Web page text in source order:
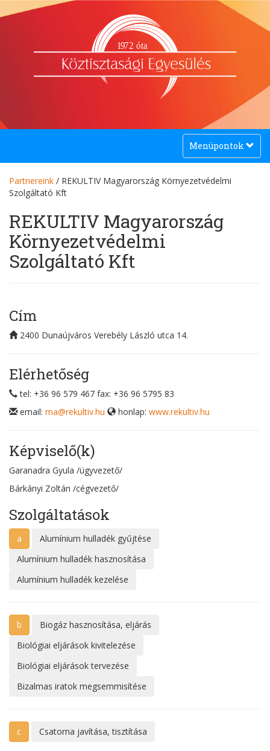
1972 óta
Toggle
navigation
Menüpontok
Partnereink / REKULTIV Magyarország Környezetvédelmi
Szolgáltató Kft
REKULTIV Magyarország
Környezetvédelmi
Szolgáltató Kft
Cím
2400 Dunaújváros Verebély László utca 14.
Elérhetőség
tel: +36 96 579 467 fax: +36 96 5795 83
email: ma@rekultiv.hu honlap: www.rekultiv.hu
Képviselő(k)
Garanadra Gyula /ügyvezető/
Bárkányi Zoltán /cégvezető/
Szolgáltatások
a
Alumínium hulladék gyűjtése
Alumínium hulladék hasznosítása
Alumínium hulladék kezelése
b
Biogáz hasznosítása, eljárás
Biológiai eljárások kivitelezése
Biológiai eljárások tervezése
Bizalmas iratok megsemmisítése
c Csatorna javítása, tisztítása